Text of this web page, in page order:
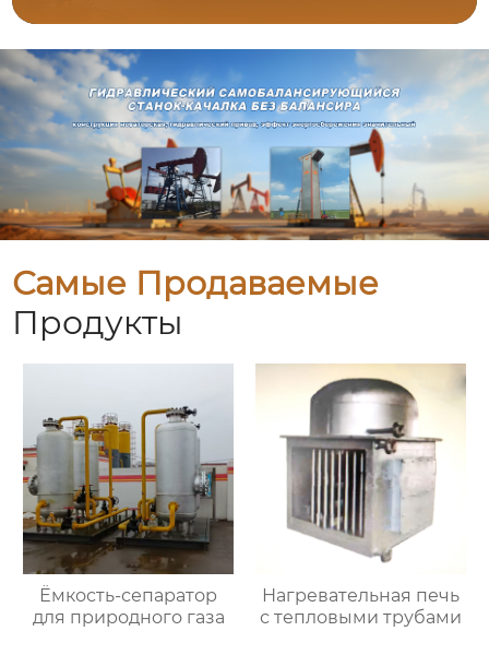
Самые Продаваемые
Продукты
Ёмкость-сепаратор
для природного газа
Нагревательная печь
с тепловыми трубами